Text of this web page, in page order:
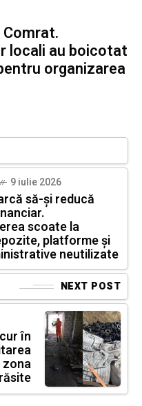
locali au boicotat
organizarea
9 iulie 2026
să-și reducă
scoate la
platforme și
neutilizate
NEXT POST
în
zona